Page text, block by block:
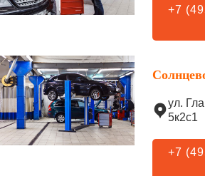
+7
ул.
5к2с1
+7